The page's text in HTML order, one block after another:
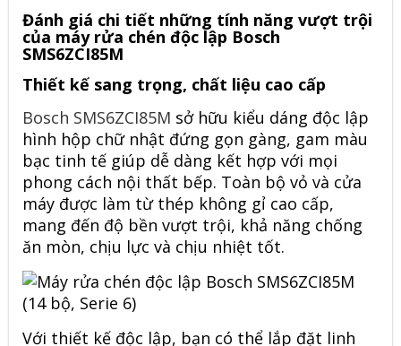
Đánh giá chi tiết những tính năng vượt trội
của máy rửa chén độc lập Bosch
SMS6ZCI85M
Thiết kế sang trọng, chất liệu cao cấp
Bosch SMS6ZCI85M sở hữu kiểu dáng độc lập
hình hộp chữ nhật đứng gọn gàng, gam màu
bạc tinh tế giúp dễ dàng kết hợp với mọi
phong cách nội thất bếp. Toàn bộ vỏ và cửa
máy được làm từ thép không gỉ cao cấp,
mang đến độ bền vượt trội, khả năng chống
ăn mòn, chịu lực và chịu nhiệt tốt.
Với thiết kế độc lập, bạn có thể lắp đặt linh